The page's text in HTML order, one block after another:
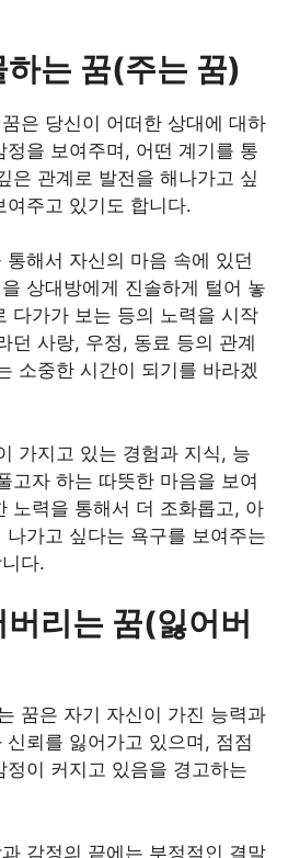
하는 꿈(주는 꿈)
은 당신이 어떠한 상대에 대하
정을 보여주며, 어떤 계기를 통
은 관계로 발전을 해나가고 싶
여주고 있기도 합니다.
해서 자신의 마음 속에 있던
상대방에게 진솔하게 털어 놓
다가가 보는 등의 노력을 시작
던 사랑, 우정, 동료 등의 관계
소중한 시간이 되기를 바라겠
가지고 있는 경험과 지식, 능
고자 하는 따뜻한 마음을 보여
노력을 통해서 더 조화롭고, 아
나가고 싶다는 욕구를 보여주는
다.
리는 꿈(잃어버
꿈은 자기 자신이 가진 능력과
뢰를 잃어가고 있으며, 점점
정이 커지고 있음을 경고하는
감정의 끝에는 부정적인 결말